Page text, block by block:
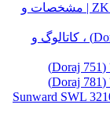
مینی لودر زرین کوپال ZK 1050 | مشخصات و
مینی لودر دراج ۷۶۱ (Doraj 761) ، کاتالوگ و